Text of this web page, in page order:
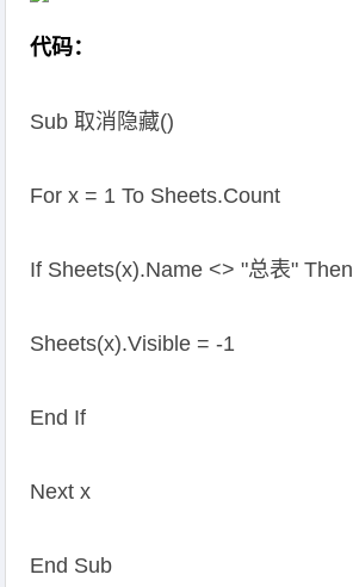
代码：
Sub 取消隐藏()
For x = 1 To Sheets.Count
If Sheets(x).Name <> "总表" Then
Sheets(x).Visible = -1
End If
Next x
End Sub